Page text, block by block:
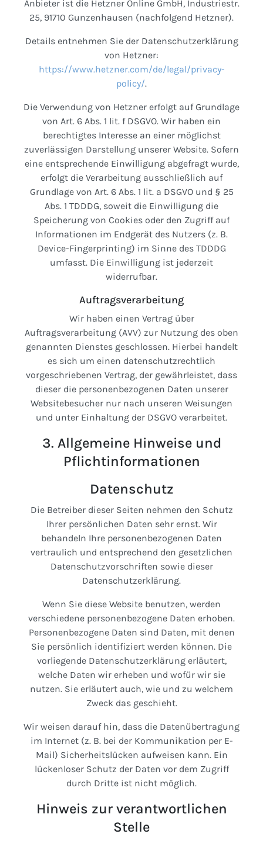
Anbieter ist die Hetzner Online GmbH, Industriestr.
25, 91710 Gunzenhausen (nachfolgend Hetzner).
Details entnehmen Sie der Datenschutzerklärung
von Hetzner:
https://www.hetzner.com/de/legal/privacy-
policy/.
Die Verwendung von Hetzner erfolgt auf Grundlage
von Art. 6 Abs. 1 lit. f DSGVO. Wir haben ein
berechtigtes Interesse an einer möglichst
zuverlässigen Darstellung unserer Website. Sofern
eine entsprechende Einwilligung abgefragt wurde,
erfolgt die Verarbeitung ausschließlich auf
Grundlage von Art. 6 Abs. 1 lit. a DSGVO und § 25
Abs. 1 TDDDG, soweit die Einwilligung die
Speicherung von Cookies oder den Zugriff auf
Informationen im Endgerät des Nutzers (z. B.
Device-Fingerprinting) im Sinne des TDDDG
umfasst. Die Einwilligung ist jederzeit
widerrufbar.
Auftragsverarbeitung
Wir haben einen Vertrag über
Auftragsverarbeitung (AVV) zur Nutzung des oben
genannten Dienstes geschlossen. Hierbei handelt
es sich um einen datenschutzrechtlich
vorgeschriebenen Vertrag, der gewährleistet, dass
dieser die personenbezogenen Daten unserer
Websitebesucher nur nach unseren Weisungen
und unter Einhaltung der DSGVO verarbeitet.
3. Allgemeine Hinweise und
Pflicht­informationen
Datenschutz
Die Betreiber dieser Seiten nehmen den Schutz
Ihrer persönlichen Daten sehr ernst. Wir
behandeln Ihre personenbezogenen Daten
vertraulich und entsprechend den gesetzlichen
Datenschutzvorschriften sowie dieser
Datenschutzerklärung.
Wenn Sie diese Website benutzen, werden
verschiedene personenbezogene Daten erhoben.
Personenbezogene Daten sind Daten, mit denen
Sie persönlich identifiziert werden können. Die
vorliegende Datenschutzerklärung erläutert,
welche Daten wir erheben und wofür wir sie
nutzen. Sie erläutert auch, wie und zu welchem
Zweck das geschieht.
Wir weisen darauf hin, dass die Datenübertragung
im Internet (z. B. bei der Kommunikation per E-
Mail) Sicherheitslücken aufweisen kann. Ein
lückenloser Schutz der Daten vor dem Zugriff
durch Dritte ist nicht möglich.
Hinweis zur verantwortlichen
Stelle